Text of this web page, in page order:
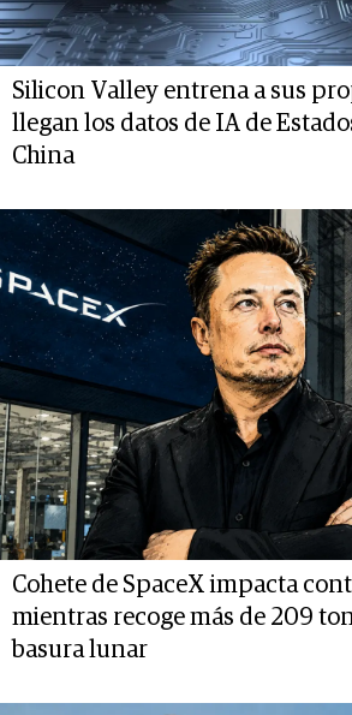
Silicon Valley entrena a sus
llegan los datos de IA de
China
Cohete de SpaceX impacta
mientras recoge más de 209
basura lunar